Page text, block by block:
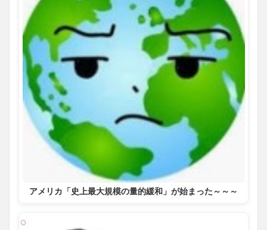
アメリカ「史上最大規模の量的緩和」が始まった～～～